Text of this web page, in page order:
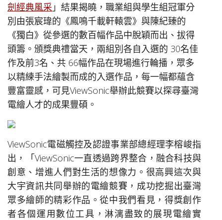
劍經典風采 」結果揭曉，職業組與學生組冠軍分
別由張宸瑋的《鳳鳴千載軒轅雲》與陳紀臻的
《獨白》從參選的數百幅作品中脫穎而出、拔得
頭籌。頒獎典禮當天，兩組別各自入選的 30名佳
作及前3名、共 66幅作品在現場進行輪播，眾多
以精練手法繪製而成的入選作品，每一幅都蘊含
豐富靈感，可見ViewSonic舉辦此競賽以探尋臺灣
電繪人才的成果豐碩。
ViewSonic電磁觸控及認證事業部總經理李榕峻指
出，「ViewSonic一直透過跨界整合，融合科技與
創意、增進人們對生活的想像力。很高興這次與
大宇資訊共同舉辦的電繪競賽，成功挖掘出臺灣
眾多繪師的精彩作品。從中我們看見，得獎創作
者各個運用數位工具，淋漓盡致的展現電繪實